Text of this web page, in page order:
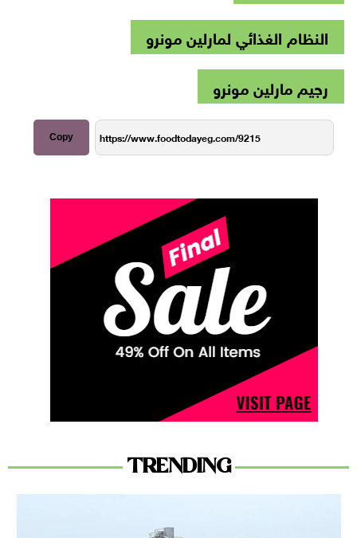
النظام الغذائي لمارلين مونرو
رجيم مارلين مونرو
Copy
TRENDING